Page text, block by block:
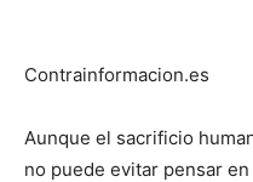
Contrainformacion.es
Aunque el sacrificio
no puede evitar pensar